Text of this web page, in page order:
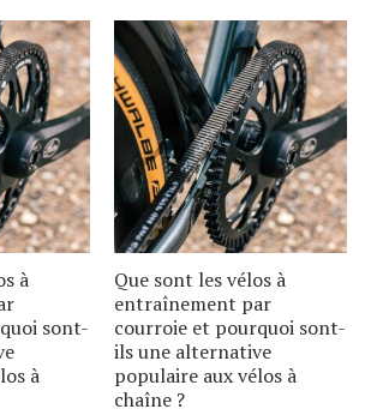
à
sont-
à
Que sont les vélos à
entraînement par
courroie et pourquoi sont-
ils une alternative
populaire aux vélos à
chaîne ?